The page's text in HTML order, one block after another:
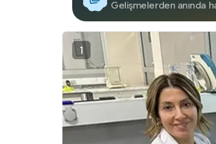
Gelişmelerden anında
1